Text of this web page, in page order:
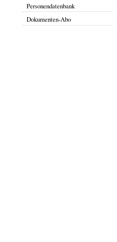
Personendatenbank
Dokumenten-Abo